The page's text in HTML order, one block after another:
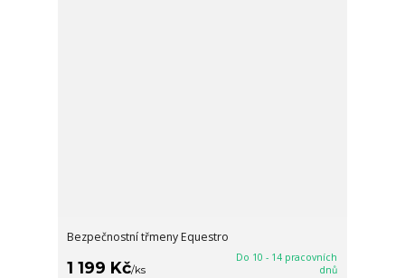
Bezpečnostní třmeny Equestro
1 199 Kč/ks
Do 10 - 14 pracovních
dnů